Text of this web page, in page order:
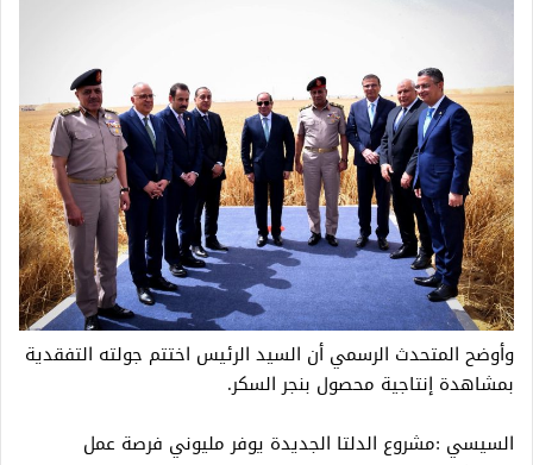
وأوضح المتحدث الرسمي أن السيد الرئيس اختتم جولته التفقدية
بمشاهدة إنتاجية محصول بنجر السكر.
السيسي :مشروع الدلتا الجديدة يوفر مليوني فرصة عمل